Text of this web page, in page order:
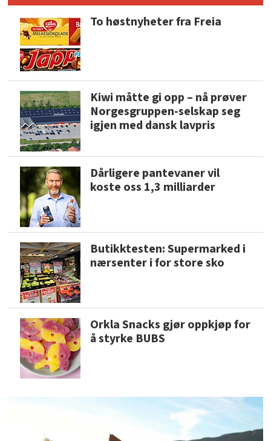
To høstnyheter fra Freia
Kiwi måtte gi opp – nå prøver
Norgesgruppen-selskap seg
igjen med dansk lavpris
Dårligere pantevaner vil
koste oss 1,3 milliarder
Butikktesten: Supermarked i
nærsenter i for store sko
Orkla Snacks gjør oppkjøp for
å styrke BUBS